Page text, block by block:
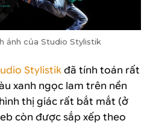
ảnh của Studio Stylistik
Stylistik đã tính toán rất
xanh ngọc lam trên nền
thị giác rất bắt mắt (ở
còn được sắp xếp theo